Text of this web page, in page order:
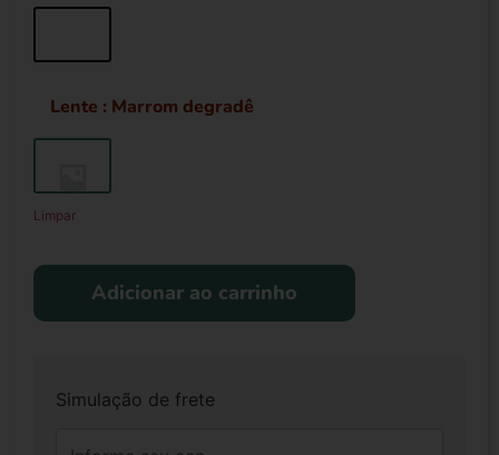
Lente : Marrom degradê
Limpar
Adicionar ao carrinho
Simulação de frete